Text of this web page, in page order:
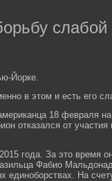
Йорке.
в этом и есть его
18 февраля
отказался от
года. За это время
Фабио
единоборствах. На